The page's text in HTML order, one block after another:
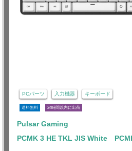
PCパーツ 入力機器 キーボード
送料無料 24時間以内に出荷
Pulsar Gaming
PCMK 3 HE TKL JIS White